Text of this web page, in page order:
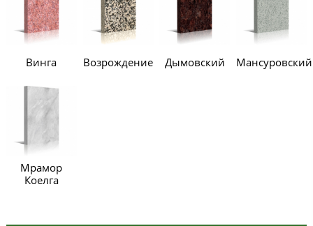
Винга Возрождение Дымовский Мансуровский
Мрамор
Коелга